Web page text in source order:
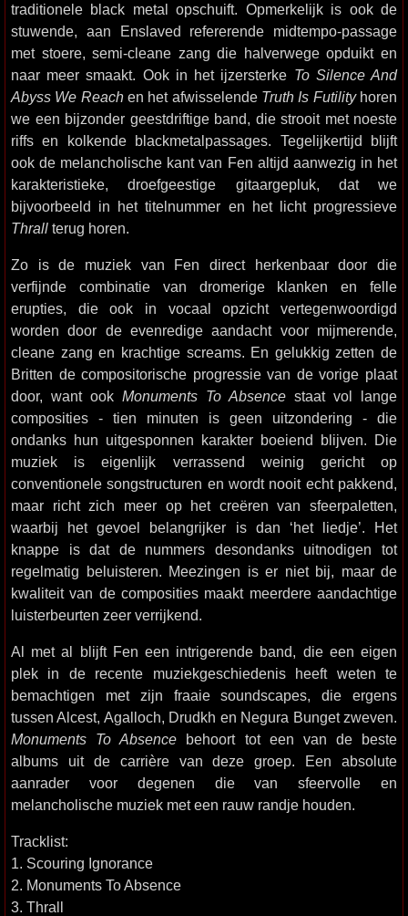
traditionele black metal opschuift. Opmerkelijk is ook de
stuwende, aan Enslaved refererende midtempo-passage
met stoere, semi-cleane zang die halverwege opduikt en
naar meer smaakt. Ook in het ijzersterke To Silence And
Abyss We Reachen het afwisselende Truth Is Futilityhoren
we een bijzonder geestdriftige band, die strooit met noeste
riffs en kolkende blackmetalpassages. Tegelijkertijd blijft
ook de melancholische kant van Fen altijd aanwezig in het
karakteristieke, droefgeestige gitaargepluk, dat we
bijvoorbeeld in het titelnummer en het licht progressieve
Thrall terug horen.
Zo is de muziek van Fen direct herkenbaar door die
verfijnde combinatie van dromerige klanken en felle
erupties, die ook in vocaal opzicht vertegenwoordigd
worden door de evenredige aandacht voor mijmerende,
cleane zang en krachtige screams. En gelukkig zetten de
Britten de compositorische progressie van de vorige plaat
door, want ook Monuments To Absence staat vol lange
composities - tien minuten is geen uitzondering - die
ondanks hun uitgesponnen karakter boeiend blijven. Die
muziek is eigenlijk verrassend weinig gericht op
conventionele songstructuren en wordt nooit echt pakkend,
maar richt zich meer op het creëren van sfeerpaletten,
waarbij het gevoel belangrijker is dan ‘het liedje’. Het
knappe is dat de nummers desondanks uitnodigen tot
regelmatig beluisteren. Meezingen is er niet bij, maar de
kwaliteit van de composities maakt meerdere aandachtige
luisterbeurten zeer verrijkend.
Al met al blijft Fen een intrigerende band, die een eigen
plek in de recente muziekgeschiedenis heeft weten te
bemachtigen met zijn fraaie soundscapes, die ergens
tussen Alcest, Agalloch, Drudkh en Negura Bunget zweven.
Monuments To Absence behoort tot een van de beste
albums uit de carrière van deze groep. Een absolute
aanrader voor degenen die van sfeervolle en
melancholische muziek met een rauw randje houden.
Tracklist:
1. Scouring Ignorance
2. Monuments To Absence
3. Thrall